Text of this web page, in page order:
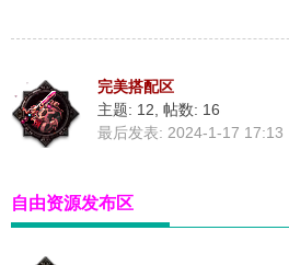
完美搭配区
主题: 12 帖数: 16
最后发表: 2024-1-17 17:13
自由资源发布区